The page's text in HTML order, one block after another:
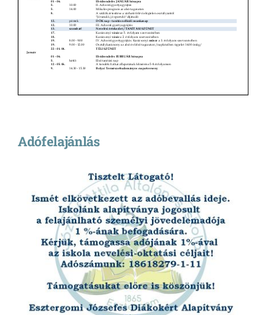
Adófelajánlás